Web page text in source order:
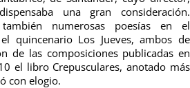
una gran consideración.
también numerosas poesías en el
quincenario Los Jueves, ambos de
de las composiciones publicadas en
el libro Crepusculares, anotado más
con elogio.